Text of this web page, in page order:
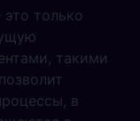
только
такими
в